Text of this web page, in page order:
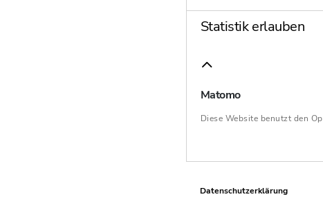
Statistik erlauben
Matomo
Diese Website benutzt den
Datenschutzerklärung